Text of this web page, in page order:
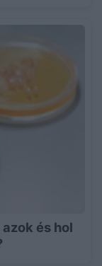
és hol